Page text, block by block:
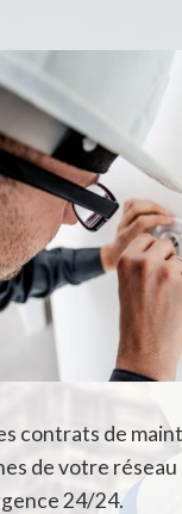
contrats de
de votre
24/24.